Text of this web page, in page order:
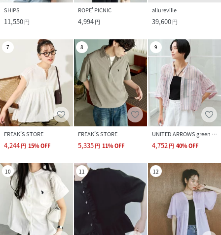
SHIPS
11,550円
ROPE' PICNIC
4,994円
allureville
39,600円
7
FREAK’S STORE
4,244円 15%OFF
8
FREAK’S STORE
5,335円 11%OFF
9
UNITED ARROWS green label relaxing
4,752円 40%OFF
10 11 12